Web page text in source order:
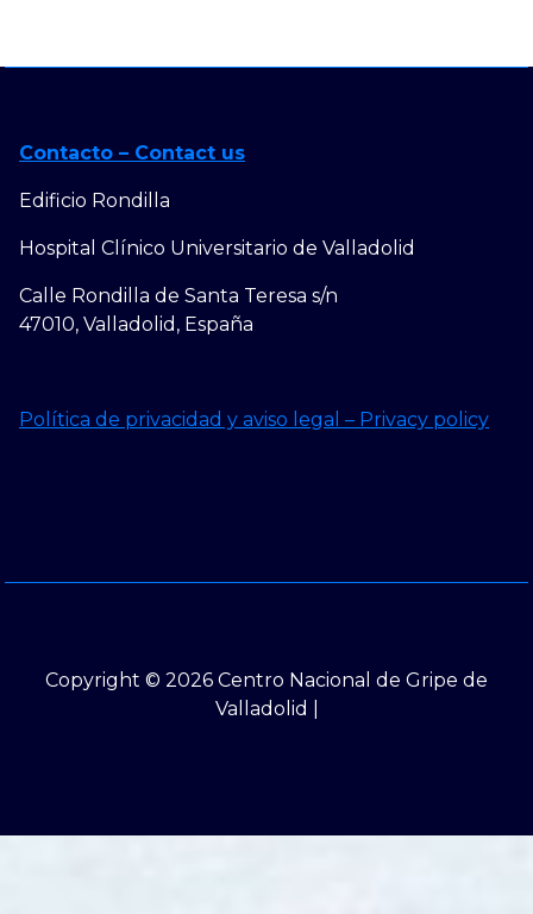
Contacto – Contact us
Edificio Rondilla
Hospital Clínico Universitario de Valladolid
Calle Rondilla de Santa Teresa s/n
47010, Valladolid, España
Política de privacidad y aviso legal – Privacy policy
Copyright © 2026 Centro Nacional de Gripe de
Valladolid |